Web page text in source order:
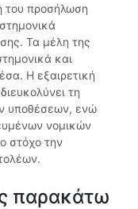
του προσήλωση
Τα μέλη της
και
Η εξαιρετική
τη
υποθέσεων, ενώ
νομικών
στόχο την
παρακάτω